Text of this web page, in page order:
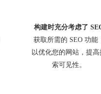
构建时充分考虑了
获取所需的 SEO 功能
以优化您的网站，提高
索可见性。